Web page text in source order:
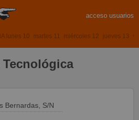
acceso usuarios
lunes 10 martes 11 miércoles 12 jueves 13
Tecnológica
Bernardas, S/N